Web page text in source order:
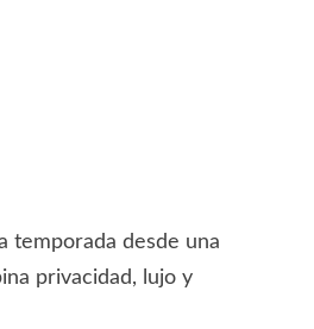
temporada desde una
privacidad, lujo y